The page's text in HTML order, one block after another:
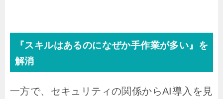
『スキルはあるのになぜか手作業が多い』を
解消
一方で、セキュリティの関係からAI導入を見